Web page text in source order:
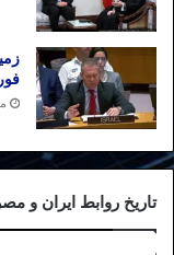
اما، کریدور
مطالبه روسیه
ورود در جنگ
همچنان که به
ایران در جنگ
قاسم
در حالی‌که در
تاریخ روابط ایران و